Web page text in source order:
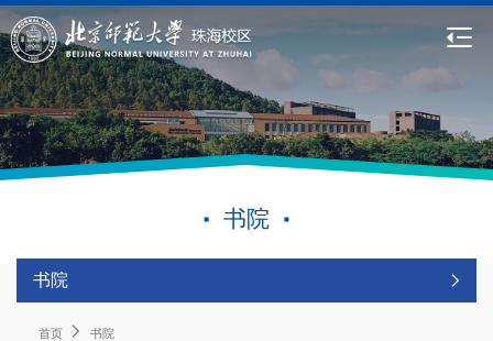
书院
书院
首页 书院